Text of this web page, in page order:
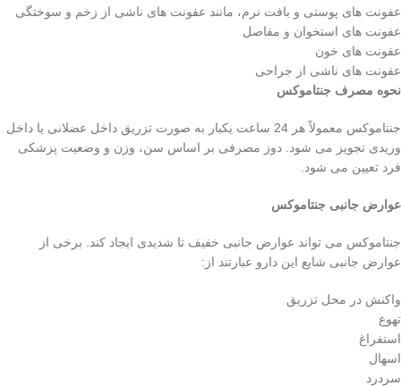
عفونت های پوستی و بافت نرم، مانند عفونت های ناشی از زخم و سوختگی
عفونت های استخوان و مفاصل
عفونت های خون
عفونت های ناشی از جراحی
نحوه مصرف جنتاموکس
جنتاموکس معمولاً هر 24 ساعت یکبار به صورت تزریق داخل عضلانی یا داخل
وریدی تجویز می شود. دوز مصرفی بر اساس سن، وزن و وضعیت پزشکی
فرد تعیین می شود.
عوارض جانبی جنتاموکس
جنتاموکس می تواند عوارض جانبی خفیف تا شدیدی ایجاد کند. برخی از
عوارض جانبی شایع این دارو عبارتند از:
واکنش در محل تزریق
تهوع
استفراغ
اسهال
سردرد